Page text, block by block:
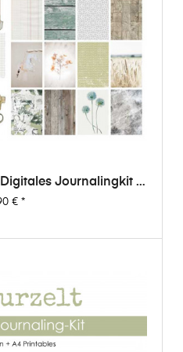
Journalingkit -
€*